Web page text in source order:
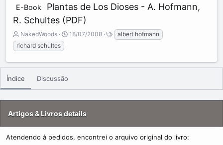
E-Book
Plantas de Los Dioses - A. Hofmann,
R. Schultes (PDF)
A
d
d
d
b
y
NakedWoods
C
t
e
18/07/2008
T
a
albert hofmann
richard schultes
Índice Discussão
Artigos & Livros details
Atendendo à pedidos, encontrei o arquivo original do livro: